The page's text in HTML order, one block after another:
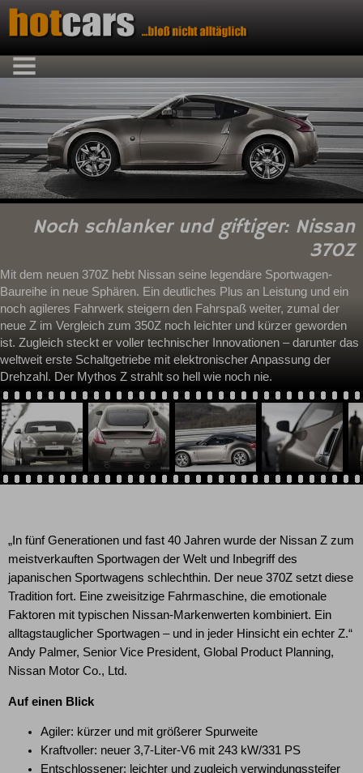
Noch schlanker und giftiger: Nissan
370Z
Mit dem neuen 370Z hebt Nissan seine legendäre Sportwagen-
Baureihe in neue Sphären. Ein deutliches Plus an Leistung und ein
noch agileres Fahrwerk steigern den Fahrspaß weiter, zumal der
neue Z im Vergleich zum 350Z noch leichter und kürzer geworden
ist. Zugleich steckt er voller technischer Innovationen – darunter das
weltweit erste Schaltgetriebe mit elektronischer Anpassung der
Drehzahl. Der Mythos Z strahlt so hell wie noch nie.
„In fünf Generationen und fast 40 Jahren wurde der Nissan Z zum
meistverkauften Sportwagen der Welt und Inbegriff des
japanischen Sportwagens schlechthin. Der neue 370Z setzt diese
Tradition fort. Eine zweisitzige Fahrmaschine, die emotionale
Faktoren mit typischen Nissan-Markenwerten kombiniert. Ein
alltagstauglicher Sportwagen – und in jeder Hinsicht ein echter Z.“
Andy Palmer, Senior Vice President, Global Product Planning,
Nissan Motor Co., Ltd.
Auf einen Blick
Agiler: kürzer und mit größerer Spurweite
Kraftvoller: neuer 3,7-Liter-V6 mit 243 kW/331 PS
Entschlossener: leichter und zugleich verwindungssteifer